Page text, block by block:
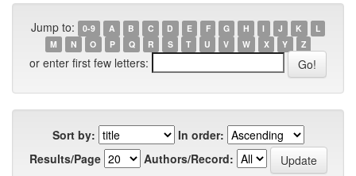
Jump to: 0-9 A B C D E F G H I J K
L
M
N O P Q R S T U V W X Y Z
or enter first few letters:
Sort by:
In order:
Results/Page
Authors/Record: